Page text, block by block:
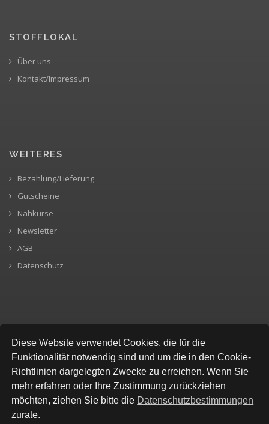
Diese Website verwendet Cookies, die für die
Funktionalität notwendig sind und um die in den Cookie-
Richtlinien dargelegten Zwecke zu erreichen. Wenn Sie
mehr erfahren oder Ihre Zustimmung zurückziehen
möchten, ziehen Sie bitte die Datenschutzbestimmungen
zurate.
STOFFLOKAL
Über uns
Kontakt/Impressum
WEITERES
Bezahlung/Lieferung
Gutscheine
Nähkurse
Newsletter
AGB
Datenschutz
SICHERE BEZAHLUNG